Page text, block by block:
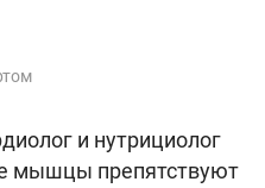
и нутрициолог
мышцы препятствуют